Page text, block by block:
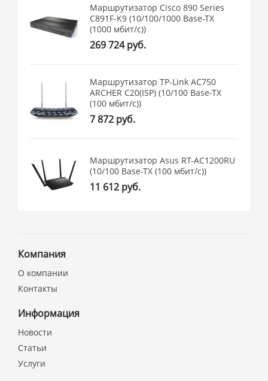
Маршрутизатор Cisco 890 Series
C891F-K9 (10/100/1000 Base-TX
(1000 мбит/с))
269 724 руб.
Маршрутизатор TP-Link AC750
ARCHER C20(ISP) (10/100 Base-TX
(100 мбит/с))
7 872 руб.
Маршрутизатор Asus RT-AC1200RU
(10/100 Base-TX (100 мбит/с))
11 612 руб.
Компания
О компании
Контакты
Информация
Новости
Статьи
Услуги